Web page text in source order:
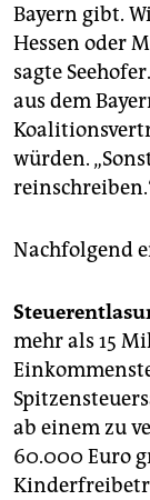
Bayern gibt.
Hessen oder
sagte
aus dem
würden.
Nachfolgend
mehr als 15
ab einem zu
60.000 Euro